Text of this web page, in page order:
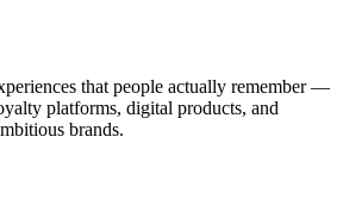
that people actually remember —
platforms, digital products, and
brands.